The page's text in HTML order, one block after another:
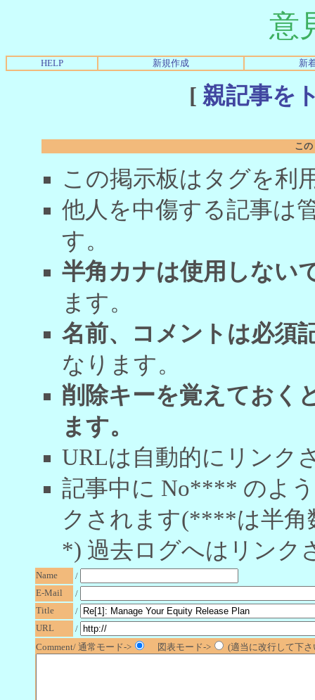
意
HELP 新規作成 新
[ 親記事を
こ
この掲示板はタグを利
他人を中傷する記事は
す。
半角カナは使用しない
ます。
名前、コメントは必須
なります。
削除キーを覚えておく
ます。
URLは自動的にリンク
記事中に No**** のよ
クされます(****は半角
*) 過去ログへはリンク
Name
/
E-Mail
/
Title
/
URL
/
Comment/ 通常モード->
図表モード-> (適当に改行して下